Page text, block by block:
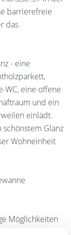
barrierefreie
das
- eine
WC, eine offene
und ein
einlädt.
schönstem Glanz
Wohneinheit
Möglichkeiten